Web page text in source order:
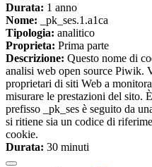
Durata: 1 anno
Nome: _pk_ses.1.a1ca
Tipologia: analitico
Proprieta: Prima parte
Descrizione: Questo nome di
analisi web open source Piwik.
proprietari di siti Web a
misurare le prestazioni del sito.
prefisso _pk_ses è seguito da
si ritiene sia un codice di
cookie.
Durata: 30 minuti